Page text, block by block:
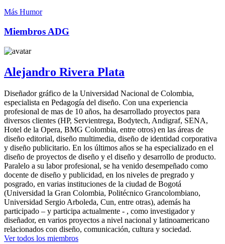
Más Humor
Miembros ADG
Alejandro Rivera Plata
Diseñador gráfico de la Universidad Nacional de Colombia,
especialista en Pedagogía del diseño. Con una experiencia
profesional de mas de 10 años, ha desarrollado proyectos para
diversos clientes (HP, Servientrega, Bodytech, Andigraf, SENA,
Hotel de la Opera, BMG Colombia, entre otros) en las áreas de
diseño editorial, diseño multimedia, diseño de identidad corporativa
y diseño publicitario. En los últimos años se ha especializado en el
diseño de proyectos de diseño y el diseño y desarrollo de producto.
Paralelo a su labor profesional, se ha venido desempeñado como
docente de diseño y publicidad, en los niveles de pregrado y
posgrado, en varias instituciones de la ciudad de Bogotá
(Universidad la Gran Colombia, Politécnico Grancolombiano,
Universidad Sergio Arboleda, Cun, entre otras), además ha
participado – y participa actualmente - , como investigador y
diseñador, en varios proyectos a nivel nacional y latinoamericano
relacionados con diseño, comunicación, cultura y sociedad.
Ver todos los miembros